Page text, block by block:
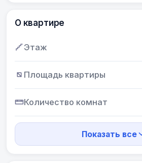
О квартире
Этаж
Площадь квартиры
Количество комнат
Показать все